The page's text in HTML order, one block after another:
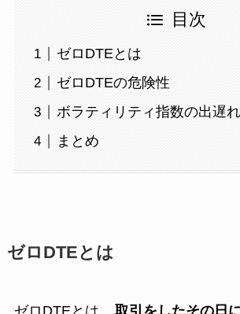
目次
ゼロDTEとは
ゼロDTEの危険性
ボラティリティ指数の出遅れ
まとめ
ゼロDTEとは
ゼロDTEとは、 取引をしたその日